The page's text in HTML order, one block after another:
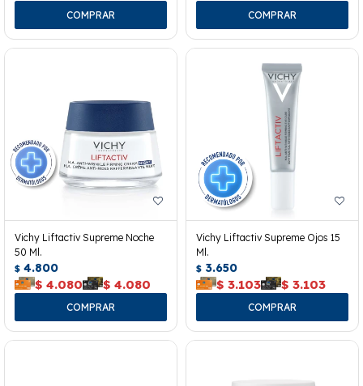
Vichy Liftactiv Supreme Noche
50 Ml.
$ 4.800
$ 4.080 $ 4.080
Vichy Liftactiv Supreme Ojos 15
Ml.
$ 3.650
$ 3.103 $ 3.103